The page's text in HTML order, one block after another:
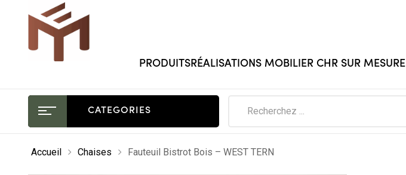
PRODUITSRÉALISATIONS MOBILIER CHR SUR MESURE
CATEGORIES
Accueil Chaises Fauteuil Bistrot Bois – WEST TERN